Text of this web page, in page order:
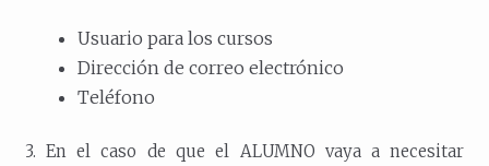
Usuario para los cursos
Dirección de correo electrónico
Teléfono
3. En el caso de que el ALUMNO vaya a necesitar